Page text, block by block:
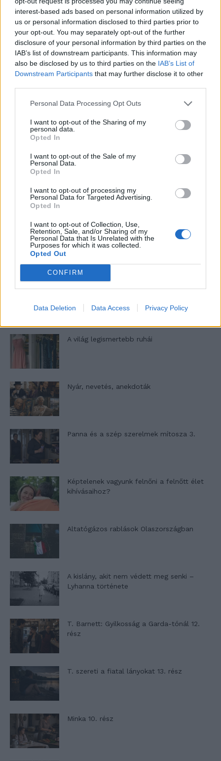
interest-based ads based on personal information utilized by
us or personal information disclosed to third parties prior to
your opt-out. You may separately opt-out of the further
disclosure of your personal information by third parties on the
IAB’s list of downstream participants. This information may
also be disclosed by us to third parties on the IAB’s List of
Downstream Participants that may further disclose it to other
Personal Data Processing Opt Outs
I want to opt-out of the Sharing of my
personal data.
Opted In
I want to opt-out of the Sale of my
Personal Data.
Opted In
I want to opt-out of processing my
Personal Data for Targeted Advertising.
Opted In
I want to opt-out of Collection, Use,
Retention, Sale, and/or Sharing of my
Personal Data that Is Unrelated with the
Purposes for which it was collected.
Opted Out
CONFIRM
Data Deletion Data Access Privacy Policy
Minka 12. rész
Minka 11. rész
T. szereti a fiatal lányokat 14. rész
nőknek, amikor segítséget kérnek?
A legidegesítőbb kifejezések laza
Elyna Robbs: Adéle és az örökölt árnyak
Woody Allen megosztó zsenialitása
A világ legismertebb ruhái
Nyár, nevetés, anekdoták
Panna és a szép szerelmek mítosza 3.
Képtelenek vagyunk felnőni a felnőtt élet
kihívásaihoz?
Altatógázos rablások Olaszországban
A kislány, akit nem védett meg senki –
Lyhanna története
T. Barnett: Gyilkosság a Garda-tónál 12.
rész
T. szereti a fiatal lányokat 13. rész
Minka 10. rész